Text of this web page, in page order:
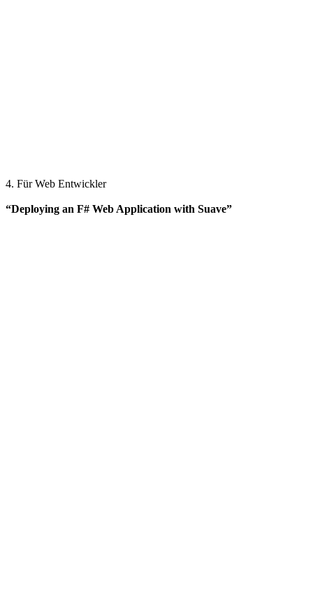
4. Für Web Entwickler
“Deploying an F# Web Application with Suave”